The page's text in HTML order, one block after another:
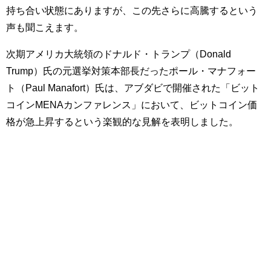
持ち合い状態にありますが、この先さらに高騰するという
声も聞こえます。
次期アメリカ大統領のドナルド・トランプ（Donald
Trump）氏の元選挙対策本部長だったポール・マナフォー
ト（Paul Manafort）氏は、アブダビで開催された「ビット
コインMENAカンファレンス」において、ビットコイン価
格が急上昇するという楽観的な見解を表明しました。